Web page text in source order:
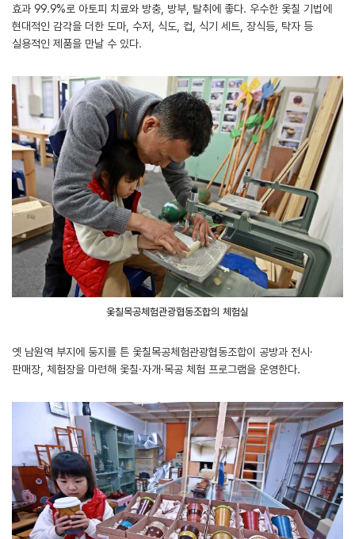
효과 99.9%로 아토피 치료와 방충, 방부, 탈취에 좋다. 우수한 옻칠 기법에
현대적인 감각을 더한 도마, 수저, 식도, 컵, 식기 세트, 장식등, 탁자 등
실용적인 제품을 만날 수 있다.
옻칠목공체험관광협동조합의 체험실
옛 남원역 부지에 둥지를 튼 옻칠목공체험관광협동조합이 공방과 전시·
판매장, 체험장을 마련해 옻칠·자개·목공 체험 프로그램을 운영한다.